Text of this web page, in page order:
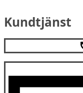
Kundtjänst